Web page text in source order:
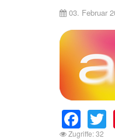
03. Februar
Zugriffe: 32